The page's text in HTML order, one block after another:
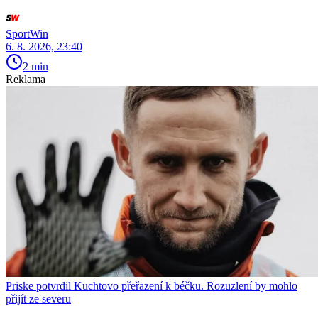
SportWin
6. 8. 2026, 23:40
2 min
Reklama
Priske potvrdil Kuchtovo přeřazení k béčku. Rozuzlení by mohlo
přijít ze severu